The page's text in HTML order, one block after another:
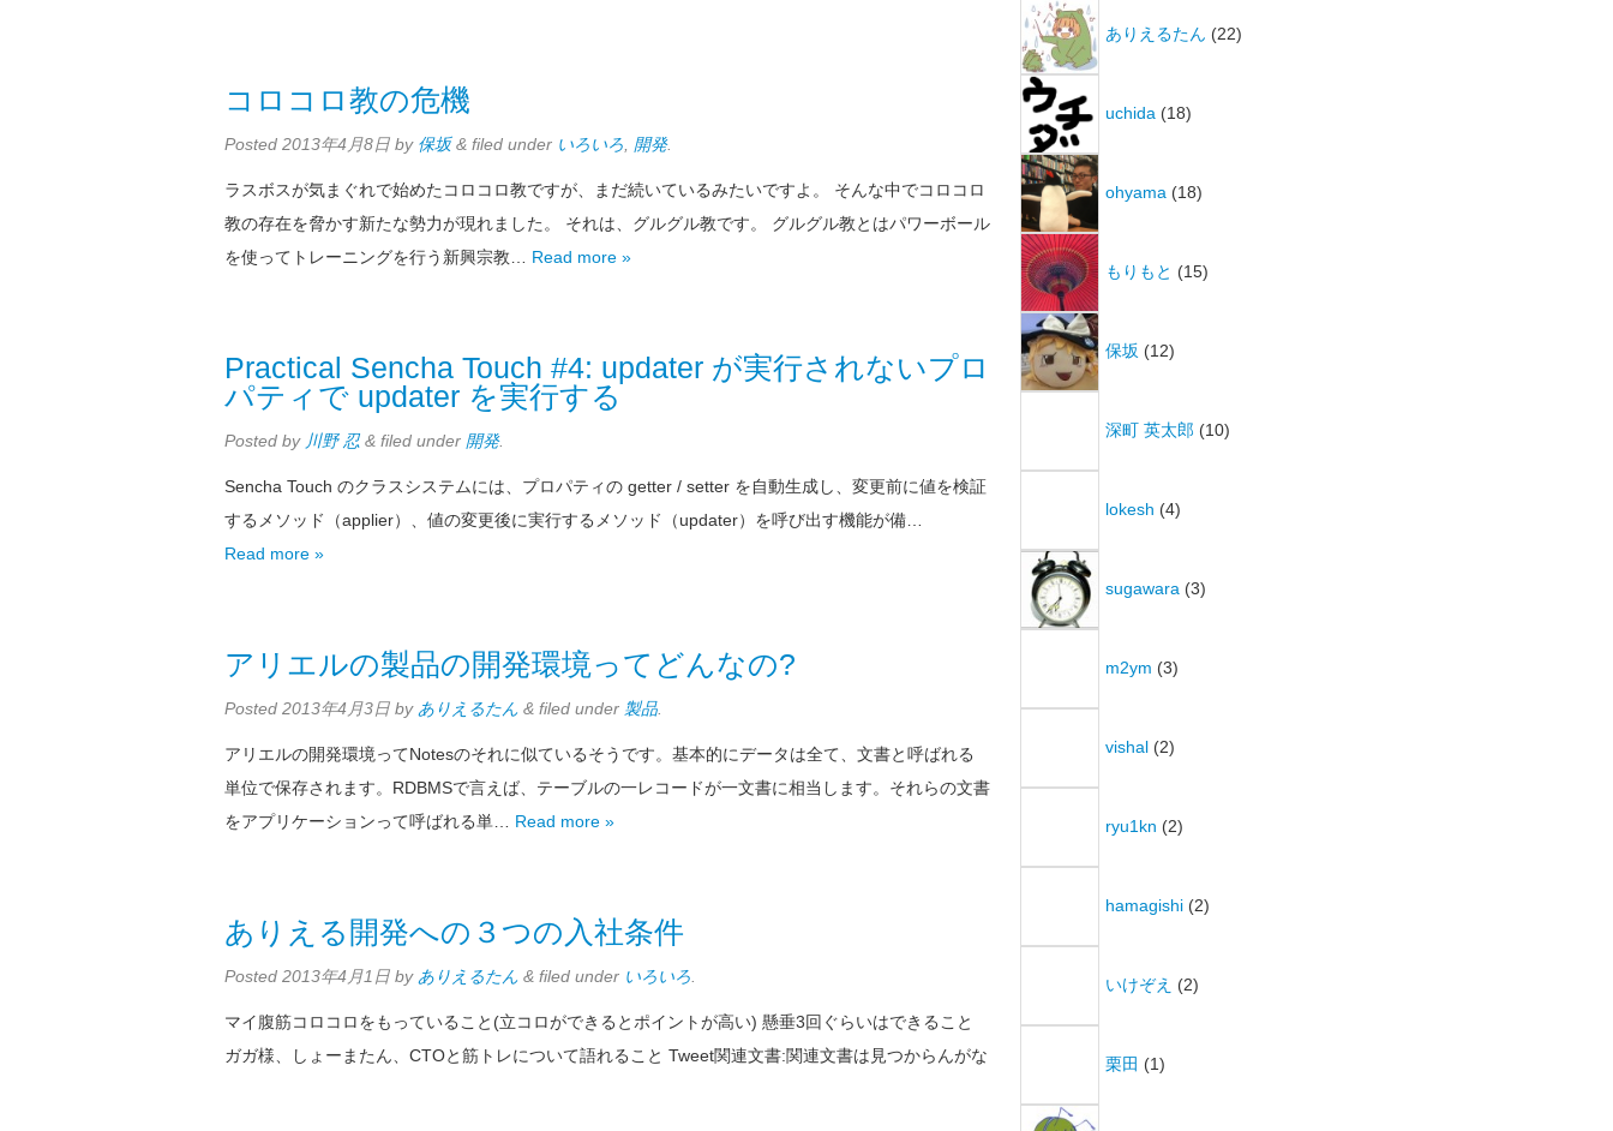
コロコロ教の危機
Posted 2013年4月8日 by 保坂 & filed under いろいろ 開発.
ラスボスが気まぐれで始めたコロコロ教ですが、まだ続いているみたいですよ。 そんな中でコロコロ
教の存在を脅かす新たな勢力が現れました。 それは、グルグル教です。 グルグル教とはパワーボール
を使ってトレーニングを行う新興宗教… Read more »
Practical Sencha Touch #4: updater が実行されないプロ
パティで updater を実行する
Posted by 川野 忍 & filed under 開発.
Sencha Touch のクラスシステムには、プロパティの getter / setter を自動生成し、変更前に値を検証
するメソッド（applier）、値の変更後に実行するメソッド（updater）を呼び出す機能が備…
Read more »
アリエルの製品の開発環境ってどんなの?
Posted 2013年4月3日 by ありえるたん & filed under 製品
アリエルの開発環境ってNotesのそれに似ているそうです。基本的にデータは全て、文書と呼ばれる
単位で保存されます。RDBMSで言えば、テーブルの一レコードが一文書に相当します。それらの文書
をアプリケーションって呼ばれる単… Read more »
ありえる開発への３つの入社条件
Posted 2013年4月1日 by ありえるたん & filed under いろいろ
マイ腹筋コロコロをもっていること(立コロができるとポイントが高い) 懸垂3回ぐらいはできること
ガガ様、しょーまたん、CTOと筋トレについて語れること Tweet関連文書:関連文書は見つからんがな
ありえるたん (22)
uchida (18)
ohyama (18)
もりもと (15)
保坂 (12)
深町 英太郎 (10)
lokesh (4)
sugawara (3)
m2ym (3)
vishal (2)
ryu1kn (2)
hamagishi (2)
いけぞえ (2)
栗田 (1)